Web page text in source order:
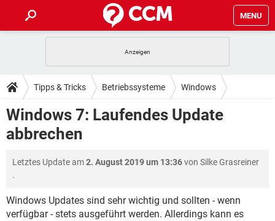
MENU
ANDROID IOS
WINDOWS 10 INSTAGRAM
WHATSAPP
TIPPS & TRICKS
SPIELE STREAMING
ANDROID IOS
WHATSAPP TIKTOK
DOWNLOADS
SPIELE
WHATSAPP TIKTOK
FACEBOOK HARDWARE
FORUM
SPIELE STREAMING
WINDOWS 10 INSTAGRAM
SPIELE STREAMING
ANDROID IOS
Tipps & Tricks Betriebssysteme Windows
Windows 7
Windows 7: Laufendes Update
abbrechen
Letztes Update am2. August 2019 um 13:36von Silke Grasreiner
.
Windows Updates sind sehr wichtig und sollten - wenn
verfügbar - stets ausgeführt werden. Allerdings kann es